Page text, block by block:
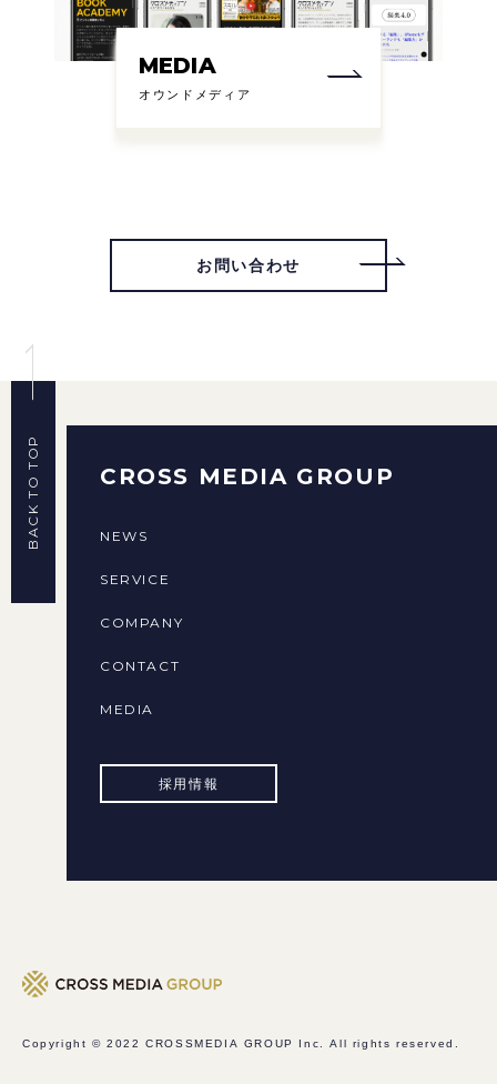
MEDIA
オウンドメディア
お問い合わせ
BACK TO TOP CROSS MEDIA GROUP
NEWS
SERVICE
COMPANY
CONTACT
MEDIA
採用情報
Copyright © 2022CROSSMEDIA GROUP Inc. All rights reserved.